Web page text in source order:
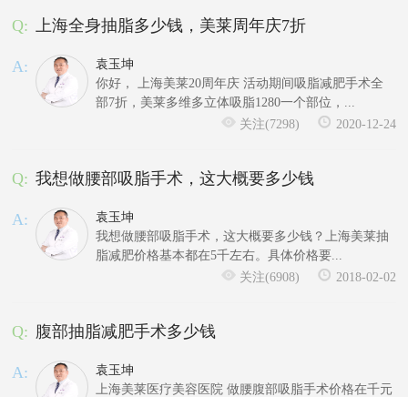
Q: 上海全身抽脂多少钱，美莱周年庆7折
A:
袁玉坤
你好， 上海美莱20周年庆 活动期间吸脂减肥手术全
部7折，美莱多维多立体吸脂1280一个部位，...
关注(7298)
2020-12-24
Q: 我想做腰部吸脂手术，这大概要多少钱
A:
袁玉坤
我想做腰部吸脂手术，这大概要多少钱？上海美莱抽
脂减肥价格基本都在5千左右。具体价格要...
关注(6908)
2018-02-02
Q: 腹部抽脂减肥手术多少钱
A:
袁玉坤
上海美莱医疗美容医院 做腰腹部吸脂手术价格在千元